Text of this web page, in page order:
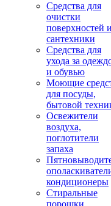
Средства для
очистки
поверхностей
сантехники
Средства для
ухода за
и обувью
Моющие
для посуды,
бытовой
Освежители
воздуха,
поглотители
запаха
кондиционеры
Стиральные
порошки,